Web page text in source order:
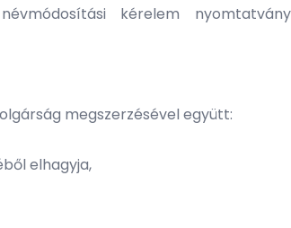
kérelem
megszerzésével együtt:
elhagyja,